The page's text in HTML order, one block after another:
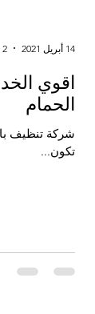
الحمام
شركة تنظيف
تكون...
14 أبريل 2021 2 دقيقة قراءة